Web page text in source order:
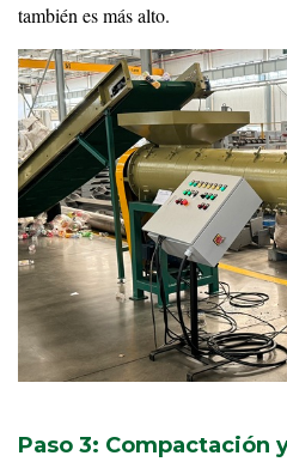
también es más alto.
Paso 3: Compactación